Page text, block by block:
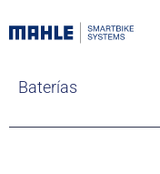
Baterías